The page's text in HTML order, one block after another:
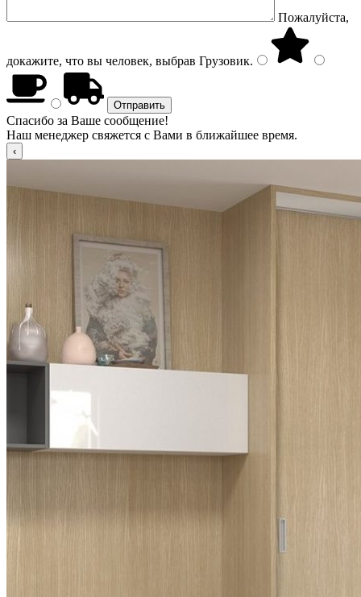
Пожалуйста,
докажите, что вы человек, выбрав Грузовик.
Спасибо за Ваше сообщение!
Наш менеджер свяжется с Вами в ближайшее время.